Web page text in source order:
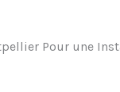
Pour une